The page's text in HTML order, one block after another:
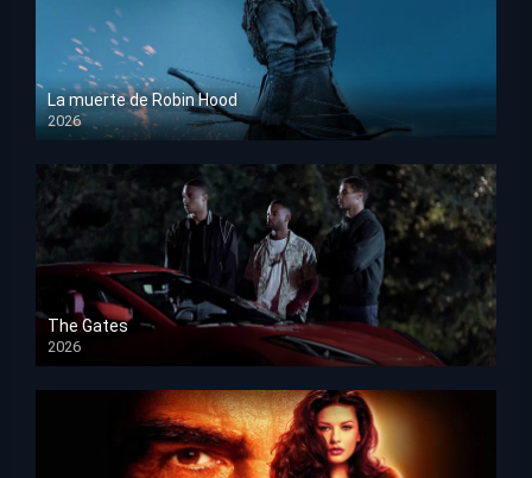
La muerte de Robin Hood
2026
HD 1080p
The Gates
2026
HD 1080p